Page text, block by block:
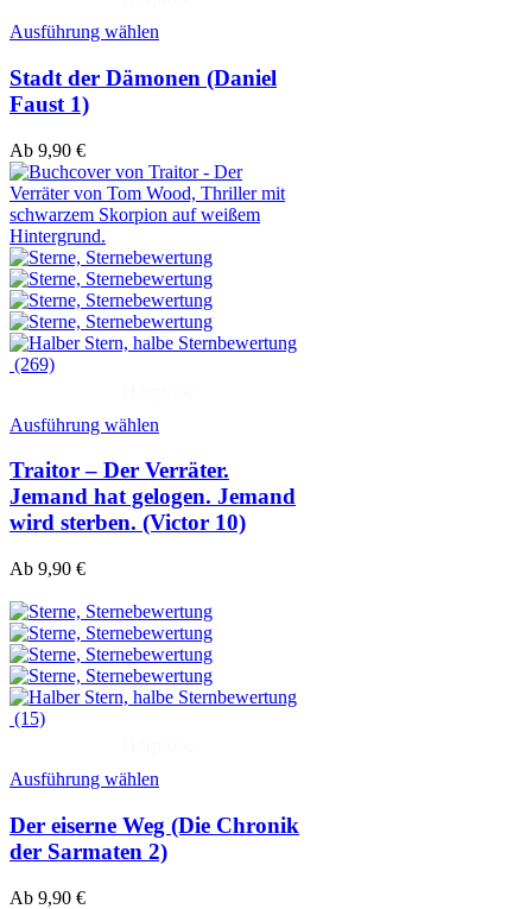
Ausführung wählen
Stadt der Dämonen (Daniel
Faust 1)
Ab 9,90 €
(269)
Ausführung wählen
Traitor – Der Verräter.
Jemand hat gelogen. Jemand
wird sterben. (Victor 10)
Ab 9,90 €
(15)
Ausführung wählen
Der eiserne Weg (Die Chronik
der Sarmaten 2)
Ab 9,90 €